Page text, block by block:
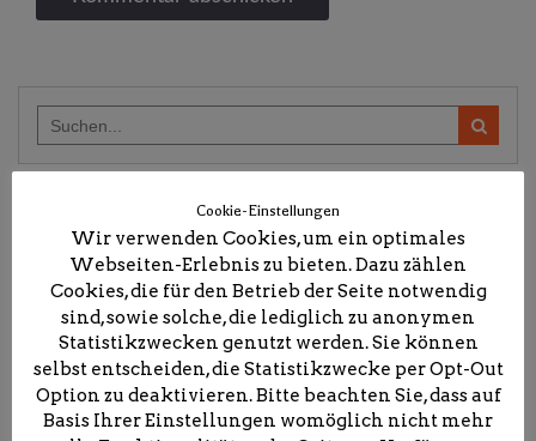
for:
@Facebook
@Instagram
Cookie-Einstellungen
Wir verwenden Cookies, um ein optimales
Webseiten-Erlebnis zu bieten. Dazu zählen
Cookies, die für den Betrieb der Seite notwendig
sind, sowie solche, die lediglich zu anonymen
Statistikzwecken genutzt werden. Sie können
selbst entscheiden, die Statistikzwecke per Opt-Out
Option zu deaktivieren. Bitte beachten Sie, dass auf
Basis Ihrer Einstellungen womöglich nicht mehr